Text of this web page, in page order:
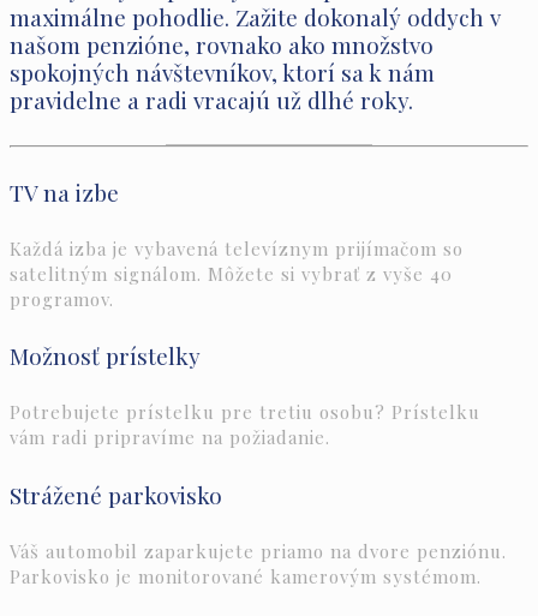
maximálne pohodlie. Zažite dokonalý oddych v
našom penzióne, rovnako ako množstvo
spokojných návštevníkov, ktorí sa k nám
pravidelne a radi vracajú už dlhé roky.
TV na izbe
Každá izba je vybavená televíznym prijímačom so
satelitným signálom. Môžete si vybrať z vyše 40
programov.
Možnosť prístelky
Potrebujete prístelku pre tretiu osobu? Prístelku
vám radi pripravíme na požiadanie.
Strážené parkovisko
Váš automobil zaparkujete priamo na dvore penziónu.
Parkovisko je monitorované kamerovým systémom.